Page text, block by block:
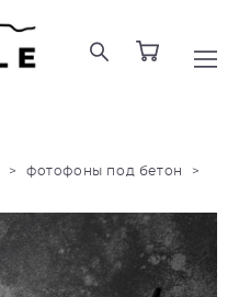
> фотофоны под бетон
>